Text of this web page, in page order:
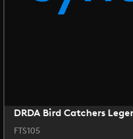
DRDA Bird Catchers Leger
FTS105